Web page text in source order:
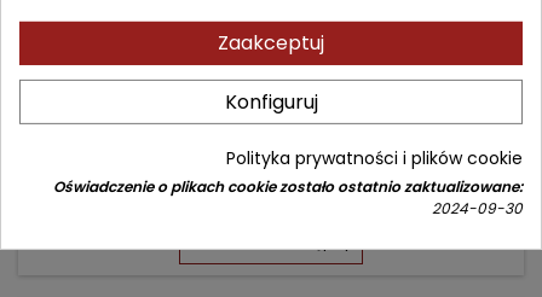
MODERN NUTRITION IN HEALTH AND DISEASE
(0)
Cena
793,80 złCena
Zaakceptuj
Konfiguruj
Polityka prywatności i plików cookie
Oświadczenie o plikach cookie zostało ostatnio zaktualizowane:
2024-09-30